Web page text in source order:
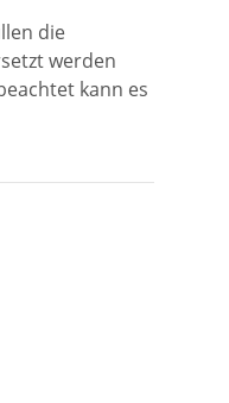
die
werden
kann es